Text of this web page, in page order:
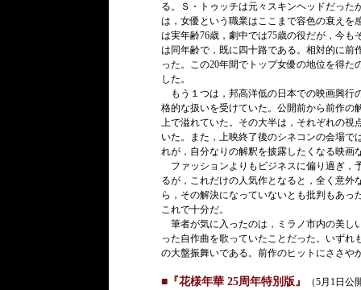
る。Ｓ・トゥッチは元々スキンヘッドだっ
は，女優という職業はここまで容色の衰えを
は実年齢76歳，劇中では75歳の役だが，今
は同年齢で，既に四十路である。相対的に前
った。この20年間でトップ女優の地位を得
した。
もう１つは，邦高洋低の日本での映画興行
格的な扱いを受けていた。公開前から前作の
上で溢れていた。その大半は，それぞれの視
いた。また，上映終了後のシネコンの会場
れが，自分なりの解釈を披露したくなる映画
ファッションよりもビジネスに偏り過ぎ，
るが，これだけの人気作となると，全く意
ら，その解決になっていないとも批判もあ
これで十分だ。
筆者が気に入ったのは，ミラノ市内の美し
った自作曲を歌っていたことだった。いず
の大盤振舞いである。前作のヒットにささや
■『花様年華 25周年特別版』
（5月1日公